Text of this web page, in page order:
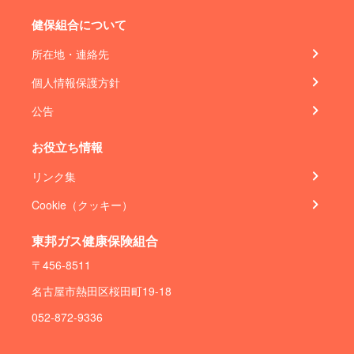
健保組合について
所在地・連絡先
個人情報保護方針
公告
お役立ち情報
リンク集
Cookie（クッキー）
東邦ガス健康保険組合
〒456-8511
名古屋市熱田区桜田町19-18
052-872-9336